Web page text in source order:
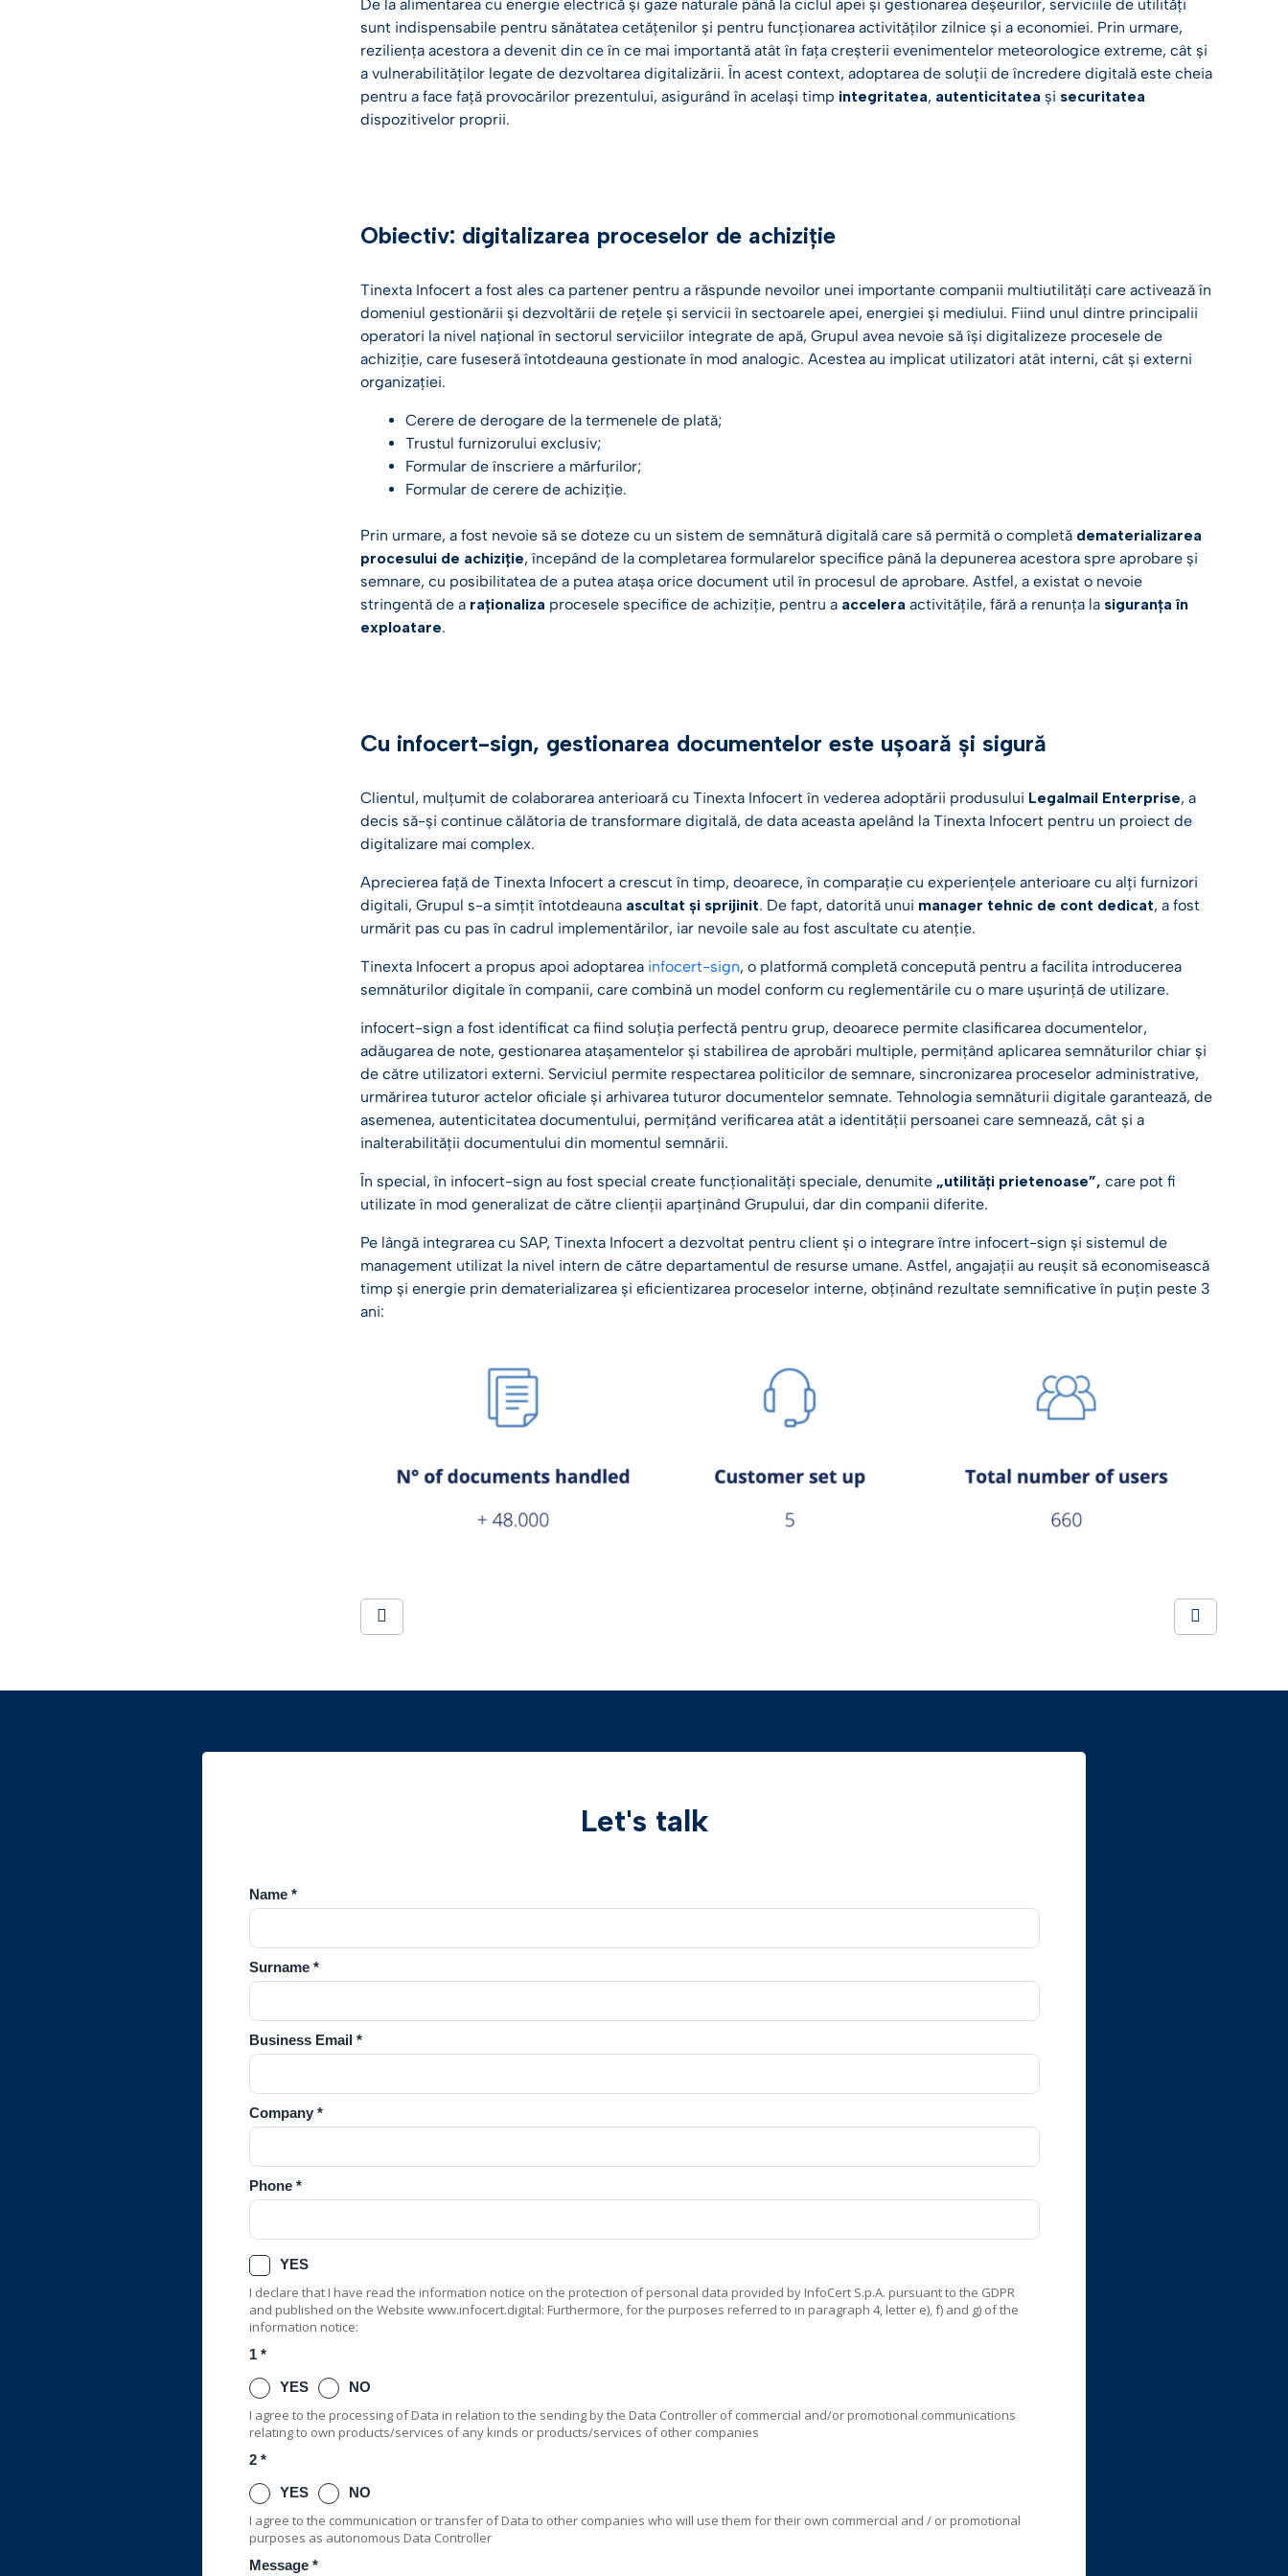
De la alimentarea cu energie electrică și gaze naturale până la ciclul apei și gestionarea deșeurilor, serviciile de utilități
sunt indispensabile pentru sănătatea cetățenilor și pentru funcționarea activităților zilnice și a economiei. Prin urmare,
reziliența acestora a devenit din ce în ce mai importantă atât în fața creșterii evenimentelor meteorologice extreme, cât și
a vulnerabilităților legate de dezvoltarea digitalizării. În acest context, adoptarea de soluții de încredere digitală este cheia
pentru a face față provocărilor prezentului, asigurând în același timp integritatea, autenticitatea și securitatea
dispozitivelor proprii.
Obiectiv: digitalizarea proceselor de achiziție
Tinexta Infocert a fost ales ca partener pentru a răspunde nevoilor unei importante companii multiutilități care activează în
domeniul gestionării și dezvoltării de rețele și servicii în sectoarele apei, energiei și mediului. Fiind unul dintre principalii
operatori la nivel național în sectorul serviciilor integrate de apă, Grupul avea nevoie să își digitalizeze procesele de
achiziție, care fuseseră întotdeauna gestionate în mod analogic. Acestea au implicat utilizatori atât interni, cât și externi
organizației.
Cerere de derogare de la termenele de plată;
Trustul furnizorului exclusiv;
Formular de înscriere a mărfurilor;
Formular de cerere de achiziție.
Prin urmare, a fost nevoie să se doteze cu un sistem de semnătură digitală care să permită o completă dematerializarea
procesului de achiziție, începând de la completarea formularelor specifice până la depunerea acestora spre aprobare și
semnare, cu posibilitatea de a putea atașa orice document util în procesul de aprobare. Astfel, a existat o nevoie
stringentă de a raționaliza procesele specifice de achiziție, pentru a accelera activitățile, fără a renunța la siguranța în
exploatare.
Cu infocert-sign, gestionarea documentelor este ușoară și sigură
Clientul, mulțumit de colaborarea anterioară cu Tinexta Infocert în vederea adoptării produsului Legalmail Enterprise, a
decis să-și continue călătoria de transformare digitală, de data aceasta apelând la Tinexta Infocert pentru un proiect de
digitalizare mai complex.
Aprecierea față de Tinexta Infocert a crescut în timp, deoarece, în comparație cu experiențele anterioare cu alți furnizori
digitali, Grupul s-a simțit întotdeauna ascultat și sprijinit. De fapt, datorită unui manager tehnic de cont dedicat, a fost
urmărit pas cu pas în cadrul implementărilor, iar nevoile sale au fost ascultate cu atenție.
Tinexta Infocert a propus apoi adoptarea infocert-sign, o platformă completă concepută pentru a facilita introducerea
semnăturilor digitale în companii, care combină un model conform cu reglementările cu o mare ușurință de utilizare.
infocert-sign a fost identificat ca fiind soluția perfectă pentru grup, deoarece permite clasificarea documentelor,
adăugarea de note, gestionarea atașamentelor și stabilirea de aprobări multiple, permițând aplicarea semnăturilor chiar și
de către utilizatori externi. Serviciul permite respectarea politicilor de semnare, sincronizarea proceselor administrative,
urmărirea tuturor actelor oficiale și arhivarea tuturor documentelor semnate. Tehnologia semnăturii digitale garantează, de
asemenea, autenticitatea documentului, permițând verificarea atât a identității persoanei care semnează, cât și a
inalterabilității documentului din momentul semnării.
În special, în infocert-sign au fost special create funcționalități speciale, denumite „utilități prietenoase”, care pot fi
utilizate în mod generalizat de către clienții aparținând Grupului, dar din companii diferite.
Pe lângă integrarea cu SAP, Tinexta Infocert a dezvoltat pentru client și o integrare între infocert-sign și sistemul de
management utilizat la nivel intern de către departamentul de resurse umane. Astfel, angajații au reușit să economisească
timp și energie prin dematerializarea și eficientizarea proceselor interne, obținând rezultate semnificative în puțin peste 3
ani:
Let's talk